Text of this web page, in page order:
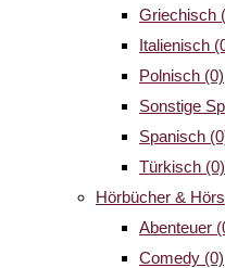
Griechisch
Italienisch
Polnisch (0)
Sonstige
Spanisch
Türkisch (0)
Hörbücher &
Abenteuer
Comedy (0)